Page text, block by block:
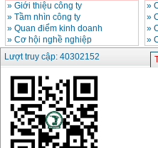
» Giới thiệu công ty
» Tầm nhìn công ty
» Quan điểm kinh doanh
» Cơ hội nghề nghiệp
»
»
»
»
Lượt truy cập: 40302152